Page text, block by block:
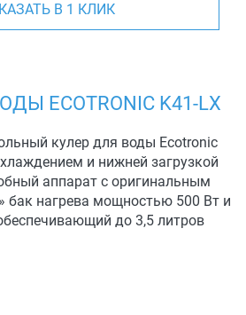
В 1 КЛИК
ECOTRONIC K41-LX
кулер для воды Ecotronic
и нижней загрузкой
аппарат с оригинальным
бак нагрева мощностью 500 Вт и
до 3,5 литров